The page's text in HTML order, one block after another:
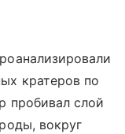
кратеров по
пробивал слой
вокруг